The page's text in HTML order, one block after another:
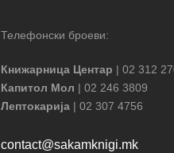
Телефонски броеви:
Книжарница Центар | 02 312
Капитол Мол | 02 246 3809
Лептокарија | 02 307 4756
contact@sakamknigi.mk